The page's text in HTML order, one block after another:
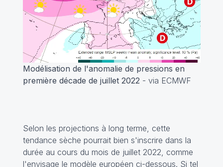
Modélisation de l'anomalie de pressions en
première décade de juillet 2022 - via ECMWF
Selon les projections à long terme, cette
tendance sèche pourrait bien s'inscrire dans la
durée au cours du mois de juillet 2022, comme
l'envisage le modèle européen ci-dessous. Si tel